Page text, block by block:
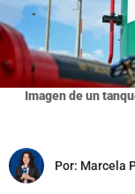
Imagen de un
Por: Marcela